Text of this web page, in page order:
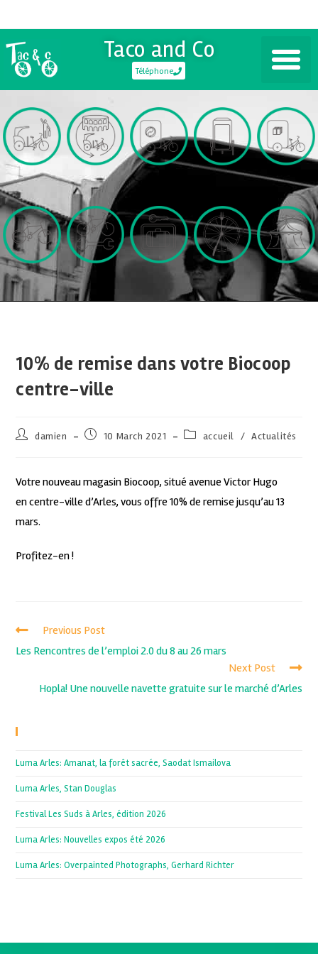
Taco and Co
Téléphone
10% de remise dans votre Biocoop
centre-ville
damien 10 March 2021 accueil / Actualités
Votre nouveau magasin Biocoop, situé avenue Victor Hugo
en centre-ville d’Arles, vous offre 10% de remise jusqu’au 13
mars.
Profitez-en !
Previous Post
Les Rencontres de l’emploi 2.0 du 8 au 26 mars
Next Post
Hopla! Une nouvelle navette gratuite sur le marché d’Arles
Luma Arles: Amanat, la forêt sacrée, Saodat Ismailova
Luma Arles, Stan Douglas
Festival Les Suds à Arles, édition 2026
Luma Arles: Nouvelles expos été 2026
Luma Arles: Overpainted Photographs, Gerhard Richter